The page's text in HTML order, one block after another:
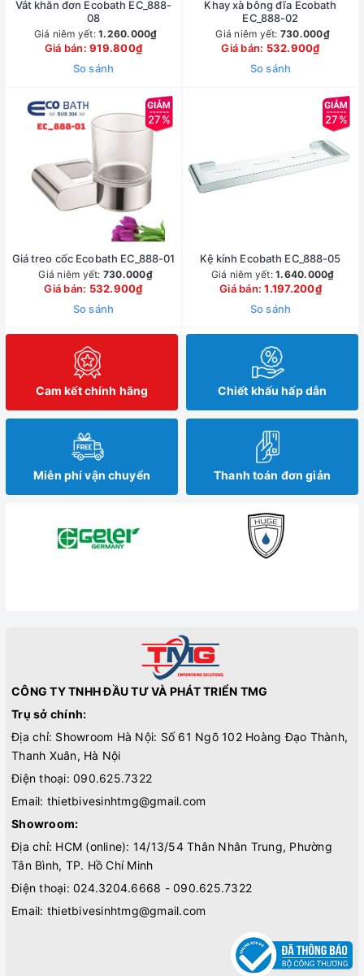
Vắt khăn đơn Ecobath EC_888-
08
Giá niêm yết: 1.260.000₫
Giá bán:919.800₫
So sánh
Khay xà bông đĩa Ecobath
EC_888-02
Giá niêm yết: 730.000₫
Giá bán: 532.900₫
So sánh
27%
Giá treo cốc Ecobath EC_888-01
Giá niêm yết: 730.000₫
Giá bán: 532.900₫
So sánh
27%
Kệ kính Ecobath EC_888-05
Giá niêm yết: 1.640.000₫
Giá bán:1.197.200₫
So sánh
Cam kết chính hãng Chiết khấu hấp dẫn
Miễn phí vận chuyển Thanh toán đơn giản
CÔNG TY TNHH ĐẦU TƯ VÀ PHÁT TRIỂN TMG
Trụ sở chính:
Địa chỉ: Showroom Hà Nội: Số 61 Ngõ 102 Hoàng Đạo Thành,
Thanh Xuân, Hà Nội
Điện thoại: 090.625.7322
Email: thietbivesinhtmg@gmail.com
Showroom:
Địa chỉ: HCM (online): 14/13/54 Thân Nhân Trung, Phường
Tân Bình, TP. Hồ Chí Minh
Điện thoại: 024.3204.6668 - 090.625.7322
Email: thietbivesinhtmg@gmail.com